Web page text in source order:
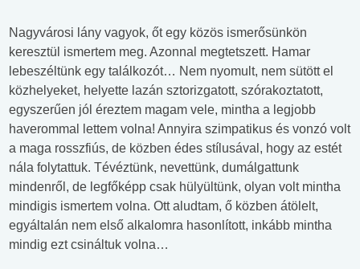
Nagyvárosi lány vagyok, őt egy közös ismerősünkön
keresztül ismertem meg. Azonnal megtetszett. Hamar
lebeszéltünk egy találkozót… Nem nyomult, nem sütött el
közhelyeket, helyette lazán sztorizgatott, szórakoztatott,
egyszerűen jól éreztem magam vele, mintha a legjobb
haverommal lettem volna! Annyira szimpatikus és vonzó volt
a maga rosszfiús, de közben édes stílusával, hogy az estét
nála folytattuk. Tévéztünk, nevettünk, dumálgattunk
mindenről, de legfőképp csak hülyültünk, olyan volt mintha
mindigis ismertem volna. Ott aludtam, ő közben átölelt,
egyáltalán nem első alkalomra hasonlított, inkább mintha
mindig ezt csináltuk volna…